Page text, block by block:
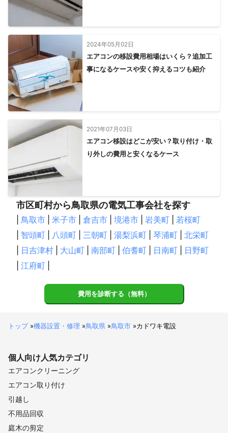
2024年05月02日
エアコンの移設費用相場はいくら？追加工
事になるケースや安く抑えるコツも紹介
2021年07月03日
エアコン移設はどこが安い？取り付け・取
り外しの費用と安くなるケース
市区町村から鳥取県の電気工事会社を探す
鳥取市 米子市 倉吉市 境港市 岩美町
若桜町
智頭町 八頭町 三朝町 湯梨浜町 琴浦町
北栄町
日吉津村 大山町 南部町 伯耆町 日南町
日野町
江府町
費用を診断する（無料）
トップ»機器設置・修理 »鳥取県 »鳥取市 »カドワキ電設
個人向け人気カテゴリ
エアコンクリーニング
エアコン取り付け
引越し
不用品回収
庭木の剪定